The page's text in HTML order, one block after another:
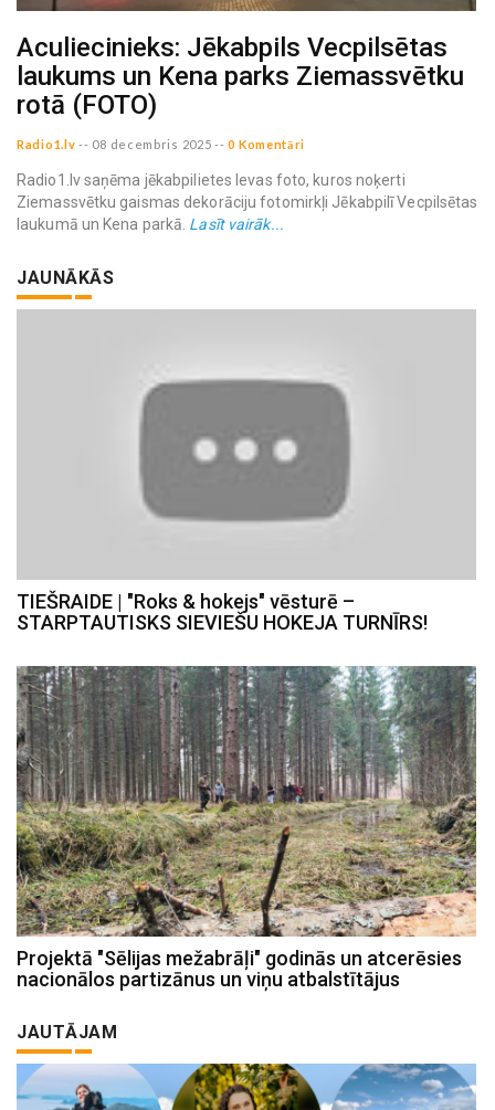
Aculiecinieks: Jēkabpils Vecpilsētas
laukums un Kena parks Ziemassvētku
rotā (FOTO)
Radio1.lv -- 08 decembris 2025 -- 0 Komentāri
Radio1.lv saņēma jēkabpilietes Ievas foto, kuros noķerti
Ziemassvētku gaismas dekorāciju fotomirkļi Jēkabpilī Vecpilsētas
laukumā un Kena parkā. Lasīt vairāk...
JAUNĀKĀS
TIEŠRAIDE | "Roks & hokejs" vēsturē –
STARPTAUTISKS SIEVIEŠU HOKEJA TURNĪRS!
Projektā "Sēlijas mežabrāļi" godinās un atcerēsies
nacionālos partizānus un viņu atbalstītājus
JAUTĀJAM